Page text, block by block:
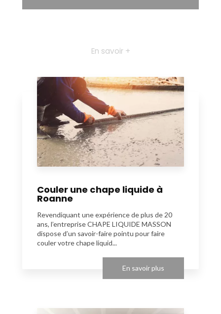
En savoir +
Couler une chape liquide à
Roanne
Revendiquant une expérience de plus de 20
ans, l’entreprise CHAPE LIQUIDE MASSON
dispose d’un savoir-faire pointu pour faire
couler votre chape liquid...
En savoir plus